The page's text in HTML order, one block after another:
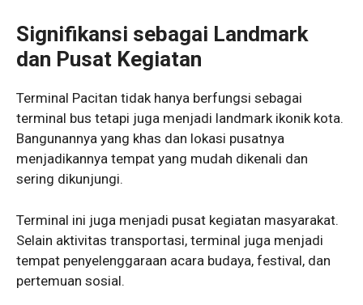
Signifikansi sebagai Landmark
dan Pusat Kegiatan
Terminal Pacitan tidak hanya berfungsi sebagai
terminal bus tetapi juga menjadi landmark ikonik kota.
Bangunannya yang khas dan lokasi pusatnya
menjadikannya tempat yang mudah dikenali dan
sering dikunjungi.
Terminal ini juga menjadi pusat kegiatan masyarakat.
Selain aktivitas transportasi, terminal juga menjadi
tempat penyelenggaraan acara budaya, festival, dan
pertemuan sosial.